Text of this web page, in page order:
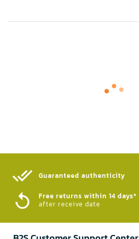
Guaranteed authenticity​
Free returns within 14 days*
after receive date